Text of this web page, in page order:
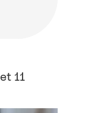
11